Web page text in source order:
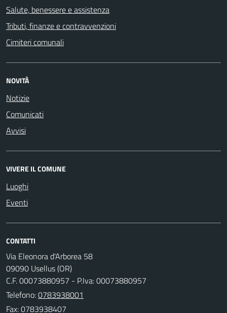
Salute, benessere e assistenza
Tributi, finanze e contravvenzioni
Cimiteri comunali
NOVITÀ
Notizie
Comunicati
Avvisi
VIVERE IL COMUNE
Luoghi
Eventi
CONTATTI
Via Eleonora d'Arborea 58
09090 Usellus (OR)
C.F. 00073880957 - P.Iva: 00073880957
Telefono:0783938001
Fax: 0783938407